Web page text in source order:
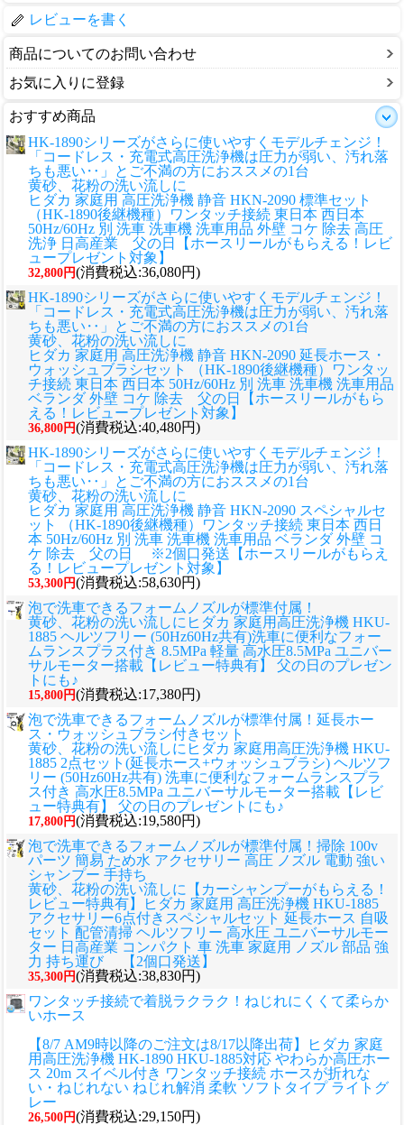
レビューを書く
商品についてのお問い合わせ
お気に入りに登録
おすすめ商品
HK-1890シリーズがさらに使いやすくモデルチェンジ！
「コードレス・充電式高圧洗浄機は圧力が弱い、汚れ落
ちも悪い‥」とご不満の方におススメの1台
黄砂、花粉の洗い流しに
ヒダカ 家庭用 高圧洗浄機 静音 HKN-2090 標準セット
（HK-1890後継機種）ワンタッチ接続 東日本 西日本
50Hz/60Hz 別 洗車 洗車機 洗車用品 外壁 コケ 除去 高圧
洗浄 日高産業 父の日【ホースリールがもらえる！レビ
ュープレゼント対象】
32,800円(消費税込:36,080円)
HK-1890シリーズがさらに使いやすくモデルチェンジ！
「コードレス・充電式高圧洗浄機は圧力が弱い、汚れ落
ちも悪い‥」とご不満の方におススメの1台
黄砂、花粉の洗い流しに
ヒダカ 家庭用 高圧洗浄機 静音 HKN-2090 延長ホース・
ウォッシュブラシセット （HK-1890後継機種）ワンタッ
チ接続 東日本 西日本 50Hz/60Hz 別 洗車 洗車機 洗車用品
ベランダ 外壁 コケ 除去 父の日【ホースリールがもら
える！レビュープレゼント対象】
36,800円(消費税込:40,480円)
HK-1890シリーズがさらに使いやすくモデルチェンジ！
「コードレス・充電式高圧洗浄機は圧力が弱い、汚れ落
ちも悪い‥」とご不満の方におススメの1台
黄砂、花粉の洗い流しに
ヒダカ 家庭用 高圧洗浄機 静音 HKN-2090 スペシャルセ
ット （HK-1890後継機種）ワンタッチ接続 東日本 西日
本 50Hz/60Hz 別 洗車 洗車機 洗車用品 ベランダ 外壁 コ
ケ 除去 父の日 ※2個口発送【ホースリールがもらえ
る！レビュープレゼント対象】
53,300円(消費税込:58,630円)
泡で洗車できるフォームノズルが標準付属！
黄砂、花粉の洗い流しに ヒダカ 家庭用高圧洗浄機 HKU-
1885 ヘルツフリー (50Hz60Hz共有)洗車に便利なフォー
ムランスプラス付き 8.5MPa 軽量 高水圧8.5MPa ユニバー
サルモーター搭載【レビュー特典有】 父の日のプレゼン
トにも♪
15,800円(消費税込:17,380円)
泡で洗車できるフォームノズルが標準付属！延長ホー
ス・ウォッシュブラシ付きセット
黄砂、花粉の洗い流しに ヒダカ 家庭用高圧洗浄機 HKU-
1885 2点セット(延長ホース+ウォッシュブラシ) ヘルツフ
リー (50Hz60Hz共有) 洗車に便利なフォームランスプラ
ス付き 高水圧8.5MPa ユニバーサルモーター搭載【レビ
ュー特典有】 父の日のプレゼントにも♪
17,800円(消費税込:19,580円)
泡で洗車できるフォームノズルが標準付属！掃除 100v
パーツ 簡易 ため水 アクセサリー 高圧 ノズル 電動 強い
シャンプー 手持ち
黄砂、花粉の洗い流しに
【カーシャンプーがもらえる！
レビュー特典有】ヒダカ 家庭用 高圧洗浄機 HKU-1885
アクセサリー6点付きスペシャルセット 延長ホース 自吸
セット 配管清掃 ヘルツフリー 高水圧 ユニバーサルモー
ター 日高産業 コンパクト 車 洗車 家庭用 ノズル 部品 強
力 持ち運び 【2個口発送】
35,300円(消費税込:38,830円)
ワンタッチ接続で着脱ラクラク！ねじれにくくて柔らか
いホース
【8/7 AM9時以降のご注文は8/17以降出荷】ヒダカ 家庭
用高圧洗浄機 HK-1890 HKU-1885対応 やわらか高圧ホー
ス 20m スイベル付き ワンタッチ接続 ホースが折れな
い・ねじれない ねじれ解消 柔軟 ソフトタイプ ライトグ
レー
26,500円(消費税込:29,150円)